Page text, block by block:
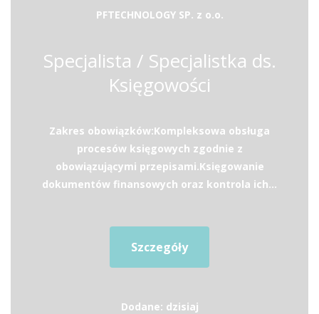
PFTECHNOLOGY SP. z o.o.
Specjalista / Specjalistka ds.
Księgowości
Zakres obowiązków:Kompleksowa obsługa
procesów księgowych zgodnie z
obowiązującymi przepisami.Księgowanie
dokumentów finansowych oraz kontrola ich...
Szczegóły
Dodane: dzisiaj